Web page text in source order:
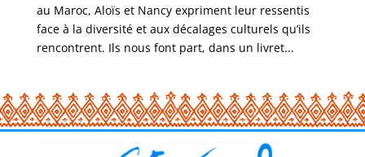
au Maroc, Aloïs et Nancy expriment leur ressentis
face à la diversité et aux décalages culturels qu’ils
rencontrent. Ils nous font part, dans un livret...